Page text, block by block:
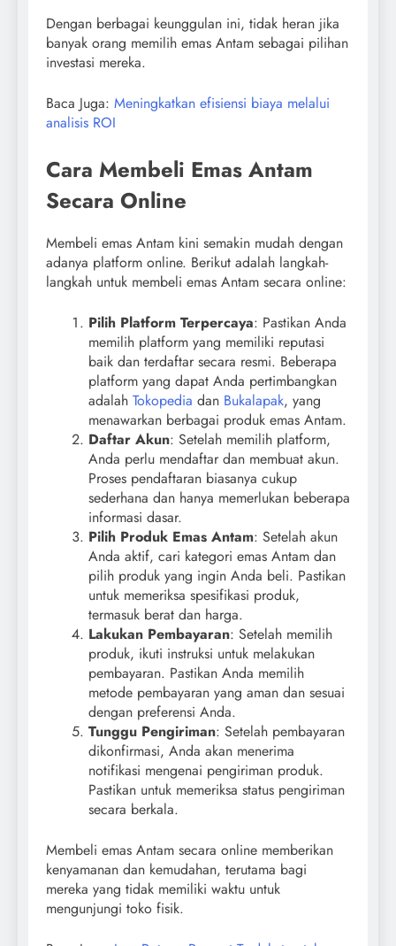
Dengan berbagai keunggulan ini, tidak heran jika
banyak orang memilih emas Antam sebagai pilihan
investasi mereka.
Baca Juga: Meningkatkan efisiensi biaya melalui
analisis ROI
Cara Membeli Emas Antam
Secara Online
Membeli emas Antam kini semakin mudah dengan
adanya platform online. Berikut adalah langkah-
langkah untuk membeli emas Antam secara online:
Pilih Platform Terpercaya: Pastikan Anda
memilih platform yang memiliki reputasi
baik dan terdaftar secara resmi. Beberapa
platform yang dapat Anda pertimbangkan
adalah Tokopedia dan Bukalapak, yang
menawarkan berbagai produk emas Antam.
Daftar Akun: Setelah memilih platform,
Anda perlu mendaftar dan membuat akun.
Proses pendaftaran biasanya cukup
sederhana dan hanya memerlukan beberapa
informasi dasar.
Pilih Produk Emas Antam: Setelah akun
Anda aktif, cari kategori emas Antam dan
pilih produk yang ingin Anda beli. Pastikan
untuk memeriksa spesifikasi produk,
termasuk berat dan harga.
Lakukan Pembayaran: Setelah memilih
produk, ikuti instruksi untuk melakukan
pembayaran. Pastikan Anda memilih
metode pembayaran yang aman dan sesuai
dengan preferensi Anda.
Tunggu Pengiriman: Setelah pembayaran
dikonfirmasi, Anda akan menerima
notifikasi mengenai pengiriman produk.
Pastikan untuk memeriksa status pengiriman
secara berkala.
Membeli emas Antam secara online memberikan
kenyamanan dan kemudahan, terutama bagi
mereka yang tidak memiliki waktu untuk
mengunjungi toko fisik.